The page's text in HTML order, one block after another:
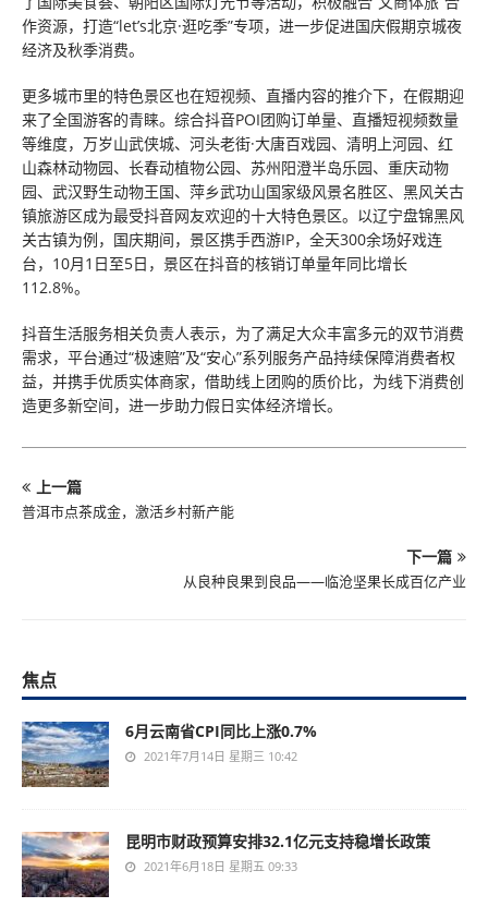
作资源，打造“let’s北京·逛吃季”专项，进一步促进国庆假期京城夜
经济及秋季消费。
更多城市里的特色景区也在短视频、直播内容的推介下，在假期迎
来了全国游客的青睐。综合抖音POI团购订单量、直播短视频数量
等维度，万岁山武侠城、河头老街·大唐百戏园、清明上河园、红
山森林动物园、长春动植物公园、苏州阳澄半岛乐园、重庆动物
园、武汉野生动物王国、萍乡武功山国家级风景名胜区、黑风关古
镇旅游区成为最受抖音网友欢迎的十大特色景区。以辽宁盘锦黑风
关古镇为例，国庆期间，景区携手西游IP，全天300余场好戏连
台，10月1日至5日，景区在抖音的核销订单量年同比增长
112.8%。
抖音生活服务相关负责人表示，为了满足大众丰富多元的双节消费
需求，平台通过“极速赔”及“安心”系列服务产品持续保障消费者权
益，并携手优质实体商家，借助线上团购的质价比，为线下消费创
造更多新空间，进一步助力假日实体经济增长。
上一篇
普洱市点茶成金，激活乡村新产能
下一篇
从良种良果到良品——临沧坚果长成百亿产业
焦点
6月云南省CPI同比上涨0.7%
2021年7月14日 星期三 10:42
昆明市财政预算安排32.1亿元支持稳增长政策
2021年6月18日 星期五 09:33